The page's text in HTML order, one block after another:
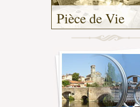
Pièce de Vie